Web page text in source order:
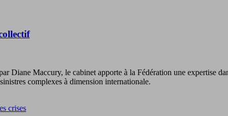
Diane Maccury, le cabinet apporte à la Fédération une expertise
complexes à dimension internationale.